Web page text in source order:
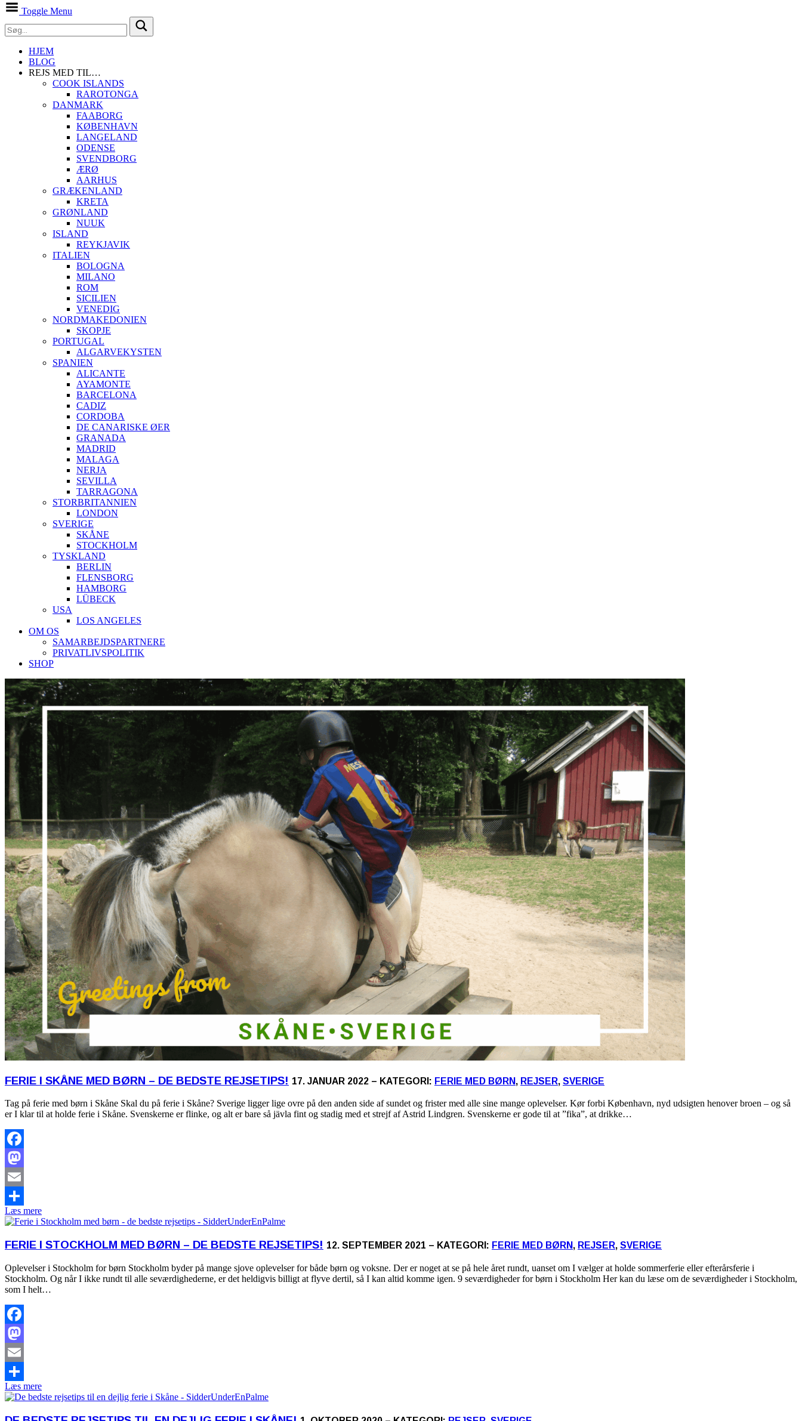
Toggle Menu
HJEM
BLOG
REJS MED TIL…
COOK ISLANDS
RAROTONGA
DANMARK
FAABORG
KØBENHAVN
LANGELAND
ODENSE
SVENDBORG
ÆRØ
AARHUS
GRÆKENLAND
KRETA
GRØNLAND
NUUK
ISLAND
REYKJAVIK
ITALIEN
BOLOGNA
MILANO
ROM
SICILIEN
VENEDIG
NORDMAKEDONIEN
SKOPJE
PORTUGAL
ALGARVEKYSTEN
SPANIEN
ALICANTE
AYAMONTE
BARCELONA
CADIZ
CORDOBA
DE CANARISKE ØER
GRANADA
MADRID
MALAGA
NERJA
SEVILLA
TARRAGONA
STORBRITANNIEN
LONDON
SVERIGE
SKÅNE
STOCKHOLM
TYSKLAND
BERLIN
FLENSBORG
HAMBORG
LÜBECK
USA
LOS ANGELES
OM OS
SAMARBEJDSPARTNERE
PRIVATLIVSPOLITIK
SHOP
FERIE I SKÅNE MED BØRN – DE BEDSTE REJSETIPS! 17. JANUAR 2022 – KATEGORI: FERIE MED BØRN, REJSER, SVERIGE
Tag på ferie med børn i Skåne Skal du på ferie i Skåne? Sverige ligger lige ovre på den anden side af sundet og frister med alle sine mange oplevelser. Kør forbi København, nyd udsigten henover broen – og så
er I klar til at holde ferie i Skåne. Svenskerne er flinke, og alt er bare så jävla fint og stadig med et strejf af Astrid Lindgren. Svenskerne er gode til at ”fika”, at drikke…
Facebook
Mastodon
Email
Share
Læs mere
FERIE I STOCKHOLM MED BØRN – DE BEDSTE REJSETIPS! 12. SEPTEMBER 2021 – KATEGORI: FERIE MED BØRN, REJSER, SVERIGE
Oplevelser i Stockholm for børn Stockholm byder på mange sjove oplevelser for både børn og voksne. Der er noget at se på hele året rundt, uanset om I vælger at holde sommerferie eller efterårsferie i
Stockholm. Og når I ikke rundt til alle seværdighederne, er det heldigvis billigt at flyve dertil, så I kan altid komme igen. 9 seværdigheder for børn i Stockholm Her kan du læse om de seværdigheder i Stockholm,
som I helt…
Facebook
Mastodon
Email
Share
Læs mere